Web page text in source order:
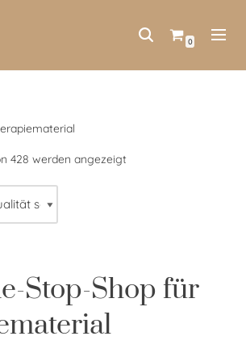
0
428 werden angezeigt
Stop-Shop für